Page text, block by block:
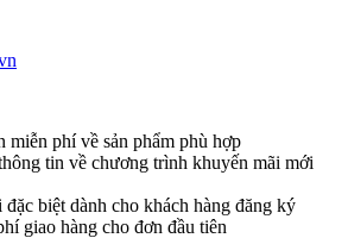
miễn phí về sản phẩm phù hợp
tin về chương trình khuyến mãi mới
đặc biệt dành cho khách hàng đăng ký
giao hàng cho đơn đầu tiên